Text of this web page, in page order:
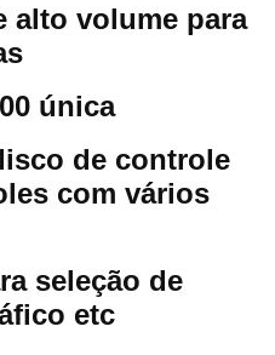
alto volume para
única
de controle
com vários
seleção de
etc